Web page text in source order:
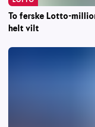
To ferske Lotto-
helt vilt